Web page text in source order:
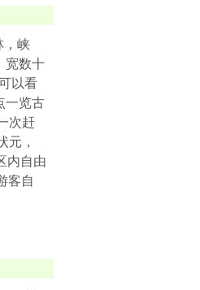
，峡
宽数十
以看
一览古
次赶
元，
内自由
客自